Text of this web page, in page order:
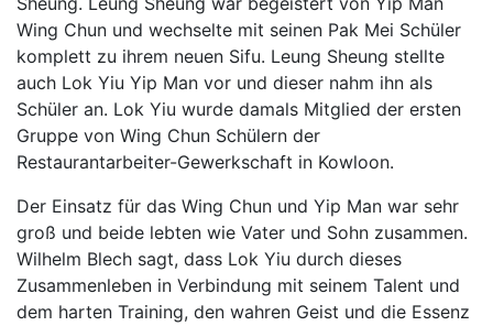
Wing Chun und wechselte mit seinen Pak Mei Schüler
komplett zu ihrem neuen Sifu. Leung Sheung stellte
auch Lok Yiu Yip Man vor und dieser nahm ihn als
Schüler an. Lok Yiu wurde damals Mitglied der ersten
Gruppe von Wing Chun Schülern der
Restaurantarbeiter-Gewerkschaft in Kowloon.
Der Einsatz für das Wing Chun und Yip Man war sehr
groß und beide lebten wie Vater und Sohn zusammen.
Wilhelm Blech sagt, dass Lok Yiu durch dieses
Zusammenleben in Verbindung mit seinem Talent und
dem harten Training, den wahren Geist und die Essenz